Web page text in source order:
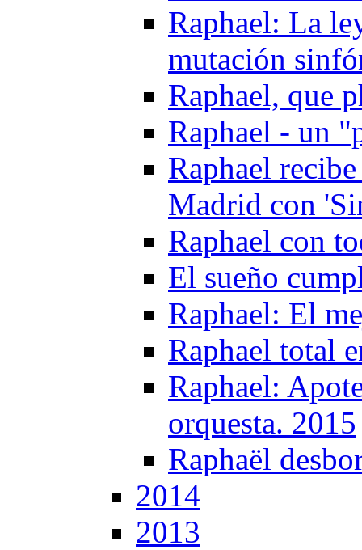
Raphael: La
mutación
Raphael, que
Raphael - un
Raphael
Madrid con
Raphael con
El sueño
Raphael: El
Raphael total
Raphael:
orquesta. 2015
Raphaël
2014
2013